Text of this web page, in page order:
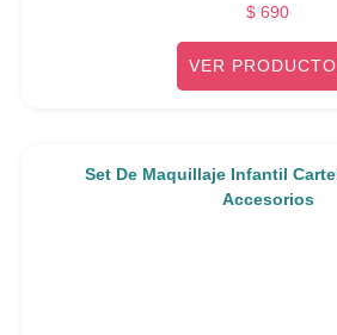
$ 690
VER PRODUCTO
Set De Maquillaje Infantil
Accesorios